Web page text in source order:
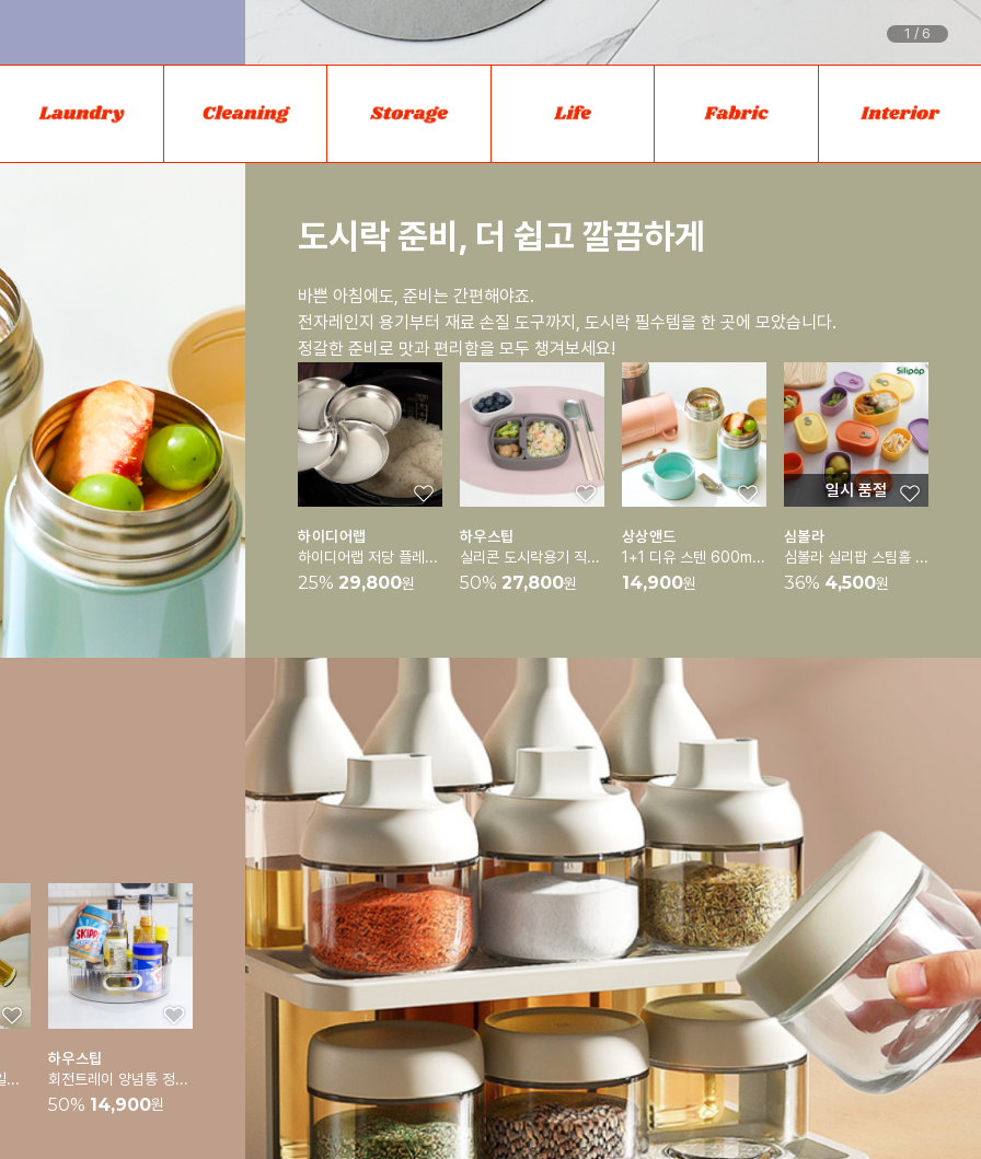
1 / 6
도시락 준비, 더 쉽고 깔끔하게
바쁜 아침에도, 준비는 간편해야죠.
전자레인지 용기부터 재료 손질 도구까지, 도시락 필수템을 한 곳에 모았습니다.
정갈한 준비로 맛과 편리함을 모두 챙겨보세요!
하이디어랩
하이디어랩 저당 플레이트
25% 29,800원
하우스팁
실리콘 도시락용기 직장인 도시락통 런치박스 [3단분리가능]
50% 27,800원
상상앤드
1+1 디유 스텐 600ml 보온보냉 도시락통 죽통(스푼포함)
14,900원
일시 품절
심볼라
심볼라 실리팝 스팀홀 실리콘 팩 용기 모음전
36% 4,500원
[바겐슈타이거] 오일스프레이 1p
하우스팁
회전트레이 양념통 정리대 냉장고정리 트레이 주방정리
50% 14,900원